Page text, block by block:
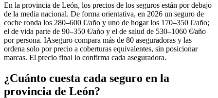
En la provincia de León, los precios de los seguros están por debajo
de la media nacional. De forma orientativa, en 2026 un seguro de
coche ronda los 280–600 €/año y uno de hogar los 170–350 €/año;
el de vida parte de 90–350 €/año y el de salud de 530–1060 €/año
por persona. IAseguro compara más de 80 aseguradoras y las
ordena solo por precio a coberturas equivalentes, sin posicionar
marcas. El precio final lo confirma cada aseguradora.
¿Cuánto cuesta cada seguro en la
provincia de León?